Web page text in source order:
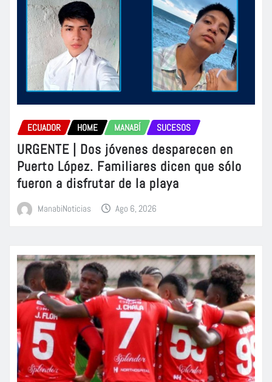
ECUADOR HOME MANABÍ SUCESOS
URGENTE | Dos jóvenes desparecen en
Puerto López. Familiares dicen que sólo
fueron a disfrutar de la playa
ManabiNoticias Ago 6, 2026